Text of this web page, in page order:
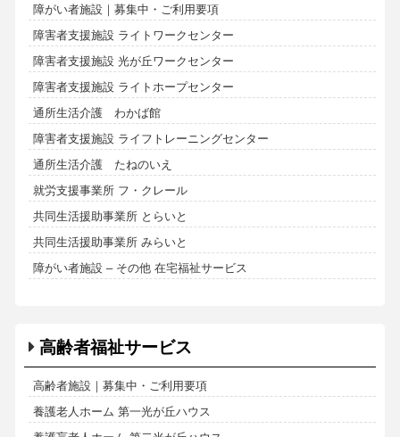
障がい者施設｜募集中・ご利用要項
障害者支援施設 ライトワークセンター
障害者支援施設 光が丘ワークセンター
障害者支援施設 ライトホープセンター
通所生活介護 わかば館
障害者支援施設 ライフトレーニングセンター
通所生活介護 たねのいえ
就労支援事業所 フ・クレール
共同生活援助事業所 とらいと
共同生活援助事業所 みらいと
障がい者施設 – その他 在宅福祉サービス
高齢者福祉サービス
高齢者施設｜募集中・ご利用要項
養護老人ホーム 第一光が丘ハウス